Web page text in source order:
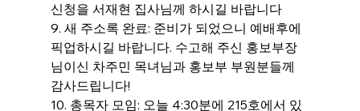
신청을 서재현 집사님께 하시길 바랍니다
9. 새 주소록 완료: 준비가 되었으니 예배후에
픽업하시길 바랍니다. 수고해 주신 홍보부장
님이신 차주민 목녀님과 홍보부 부원분들께
감사드립니다!
10. 총목자 모임: 오늘 4:30분에 215호에서 있